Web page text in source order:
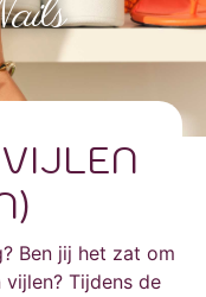
Ben jij het zat om
Tijdens de